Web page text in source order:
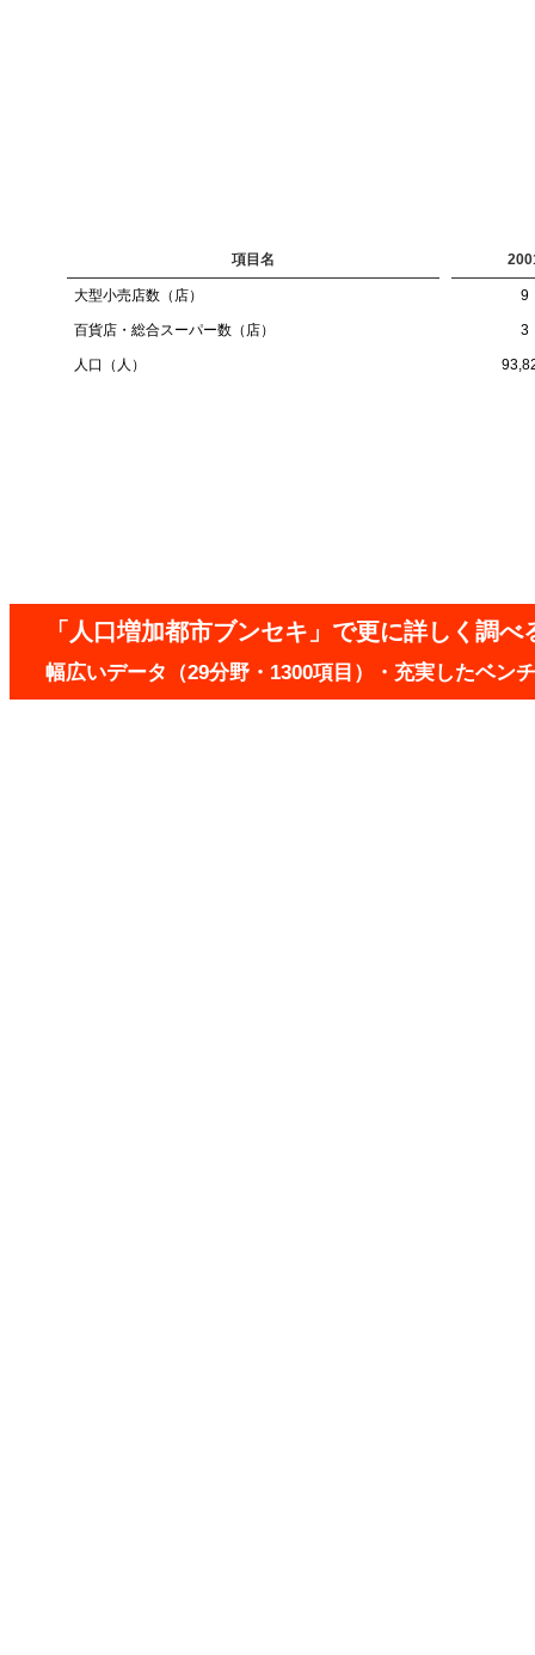
項目名
大型小売店数（店） 9
百貨店・総合スーパー数（店） 3
人口（人）
「人口増加都市ブンセキ」で更に詳しく調べ
幅広いデータ（29分野・1300項目）・充実したベン